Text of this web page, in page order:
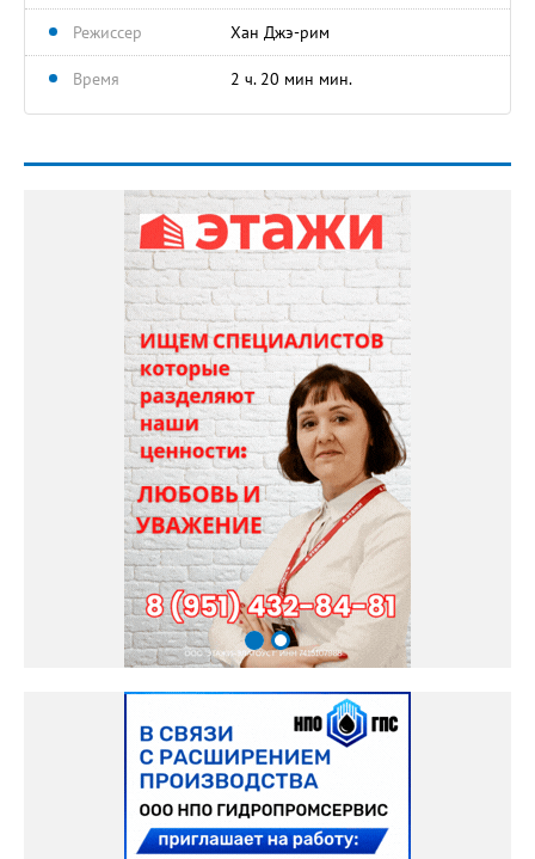
Режиссер Хан Джэ-рим
Время 2 ч. 20 мин мин.